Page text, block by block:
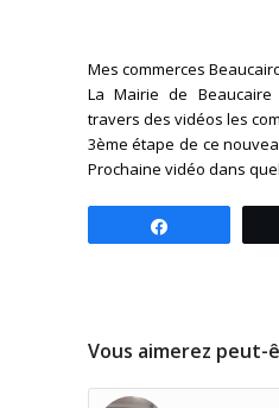
Mes commerces
La Mairie de
travers des vidéos les
3ème étape de ce
Prochaine vidéo dans
Vous aimerez peut-